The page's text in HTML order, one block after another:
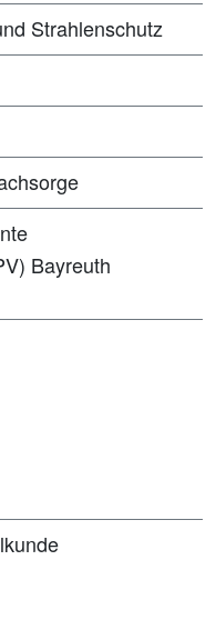
Strahlenschutz
Bayreuth